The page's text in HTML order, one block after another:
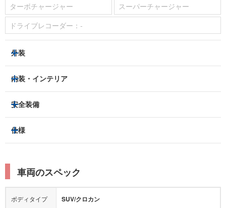
ターボチャージャー
スーパーチャージャー
ドライブレコーダー： -
外装
ヘッドライト
アルミホイール：-
サンルーフ/ガラスルーフ
ルーフレール
エアロパーツ
ローダウン
内装・インテリア
3列シート
ベンチシート
パワーシート
シートヒーター
カーナビ：-
安全装備
トラクションコントロール
レーンキープアシスト
横滑り防止装置
衝突被害軽減プレーキ
カメラ：-
仕様
車両のスペック
ボディタイプ SUV/クロカン